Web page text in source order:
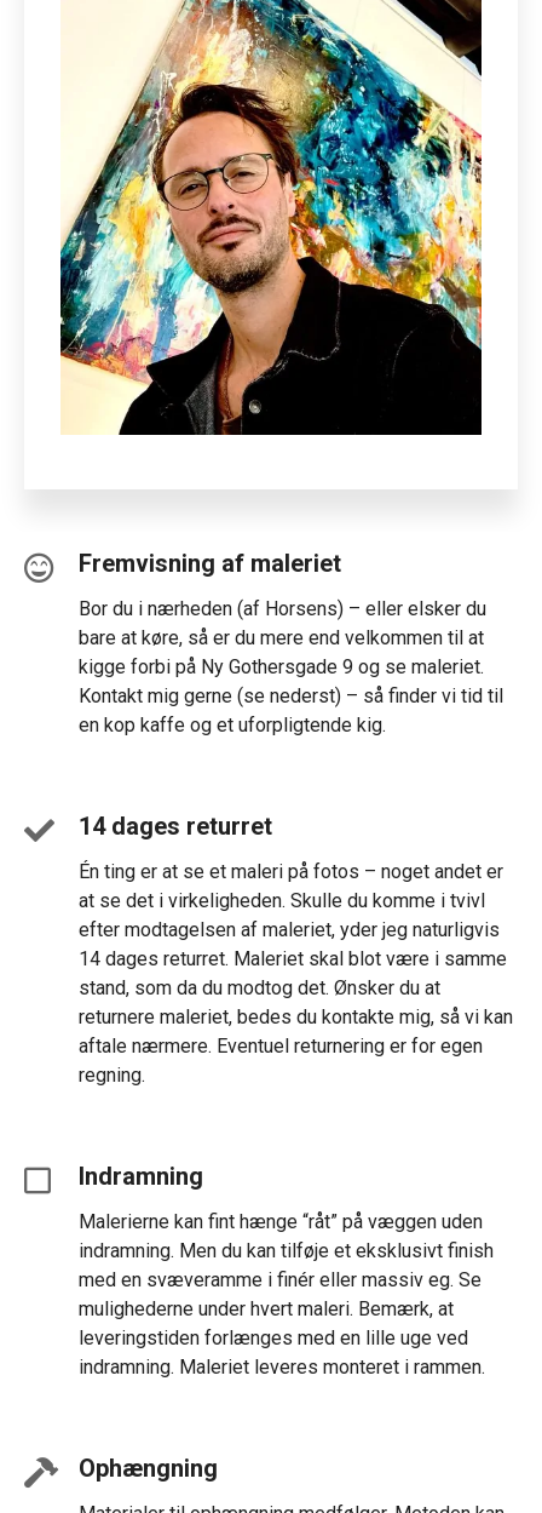
Fremvisning af maleriet
Bor du i nærheden (af Horsens) – eller elsker du
bare at køre, så er du mere end velkommen til at
kigge forbi på Ny Gothersgade 9 og se maleriet.
Kontakt mig gerne (se nederst) – så finder vi tid til
en kop kaffe og et uforpligtende kig.
14 dages returret
Én ting er at se et maleri på fotos – noget andet er
at se det i virkeligheden. Skulle du komme i tvivl
efter modtagelsen af maleriet, yder jeg naturligvis
14 dages returret. Maleriet skal blot være i samme
stand, som da du modtog det. Ønsker du at
returnere maleriet, bedes du kontakte mig, så vi kan
aftale nærmere. Eventuel returnering er for egen
regning.
Indramning
Malerierne kan fint hænge “råt” på væggen uden
indramning. Men du kan tilføje et eksklusivt finish
med en svæveramme i finér eller massiv eg. Se
mulighederne under hvert maleri. Bemærk, at
leveringstiden forlænges med en lille uge ved
indramning. Maleriet leveres monteret i rammen.
Ophængning